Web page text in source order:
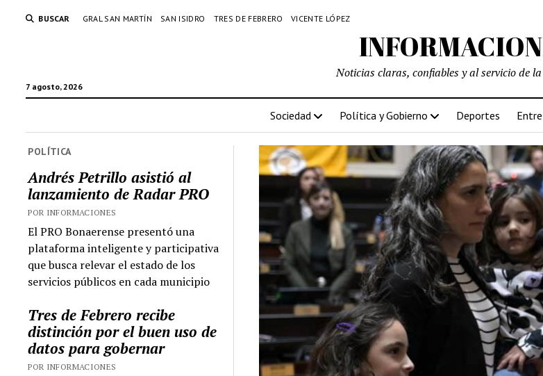
BUSCAR GRAL SAN MARTÍN SAN ISIDRO TRES DE FEBRERO VICENTE LÓPEZ
7 agosto, 2026
Noticias claras, confiables y al servicio de
Sociedad Política y Gobierno Deportes
POLÍTICA
Andrés Petrillo asistió al
lanzamiento de Radar PRO
POR INFORMACIONES
El PRO Bonaerense presentó una
plataforma inteligente y participativa
que busca relevar el estado de los
servicios públicos en cada municipio
Tres de Febrero recibe
distinción por el buen uso de
datos para gobernar
POR INFORMACIONES